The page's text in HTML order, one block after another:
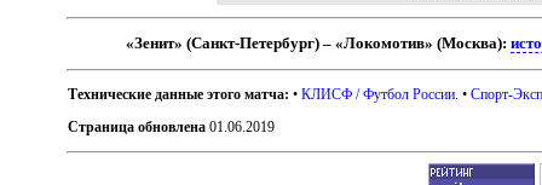
«Зенит» (Санкт-Петербург) – «Локомотив» (Москва):
Технические данные этого матча: •КЛИСФ / Футбол России . •Спорт-
Страница обновлена 01.06.2019